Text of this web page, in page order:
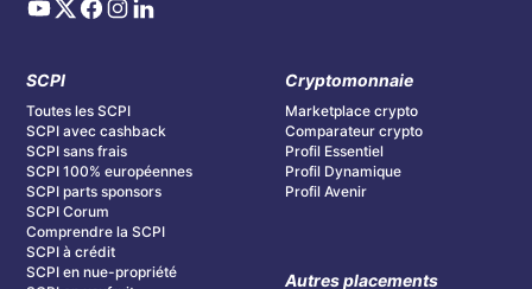
SCPI
Toutes les SCPI
SCPI avec cashback
SCPI sans frais
SCPI 100% européennes
SCPI parts sponsors
SCPI Corum
Comprendre la SCPI
SCPI à crédit
SCPI en nue-propriété
Cryptomonnaie
Marketplace crypto
Comparateur crypto
Profil Essentiel
Profil Dynamique
Profil Avenir
Autres placements